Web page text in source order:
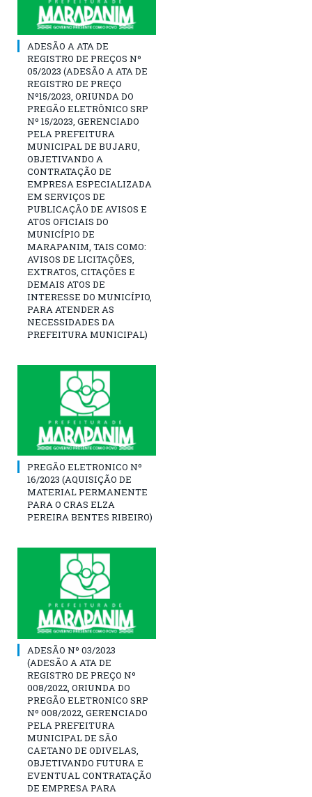
ADESÃO A ATA DE
REGISTRO DE PREÇOS Nº
05/2023 (ADESÃO A ATA DE
REGISTRO DE PREÇO
Nº15/2023, ORIUNDA DO
PREGÃO ELETRÔNICO SRP
Nº 15/2023, GERENCIADO
PELA PREFEITURA
MUNICIPAL DE BUJARU,
OBJETIVANDO A
CONTRATAÇÃO DE
EMPRESA ESPECIALIZADA
EM SERVIÇOS DE
PUBLICAÇÃO DE AVISOS E
ATOS OFICIAIS DO
MUNICÍPIO DE
MARAPANIM, TAIS COMO:
AVISOS DE LICITAÇÕES,
EXTRATOS, CITAÇÕES E
DEMAIS ATOS DE
INTERESSE DO MUNICÍPIO,
PARA ATENDER AS
NECESSIDADES DA
PREFEITURA MUNICIPAL)
PREGÃO ELETRONICO Nº
16/2023 (AQUISIÇÃO DE
MATERIAL PERMANENTE
PARA O CRAS ELZA
PEREIRA BENTES RIBEIRO)
ADESÃO Nº 03/2023
(ADESÃO A ATA DE
REGISTRO DE PREÇO Nº
008/2022, ORIUNDA DO
PREGÃO ELETRONICO SRP
Nº 008/2022, GERENCIADO
PELA PREFEITURA
MUNICIPAL DE SÃO
CAETANO DE ODIVELAS,
OBJETIVANDO FUTURA E
EVENTUAL CONTRATAÇÃO
DE EMPRESA PARA